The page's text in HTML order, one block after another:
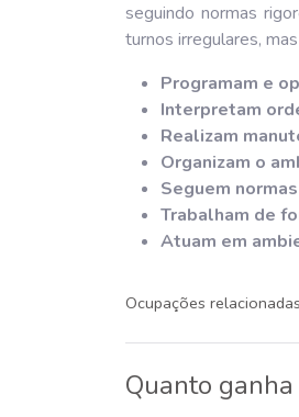
seguindo normas
turnos irregulares,
Programam e
Interpretam
Realizam
Organizam o
Seguem
Trabalham de
Atuam em
Ocupações relacionadas
Quanto ganha